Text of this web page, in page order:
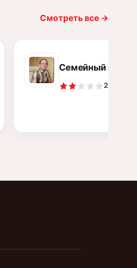
Смотреть все →
Семейный
2.0